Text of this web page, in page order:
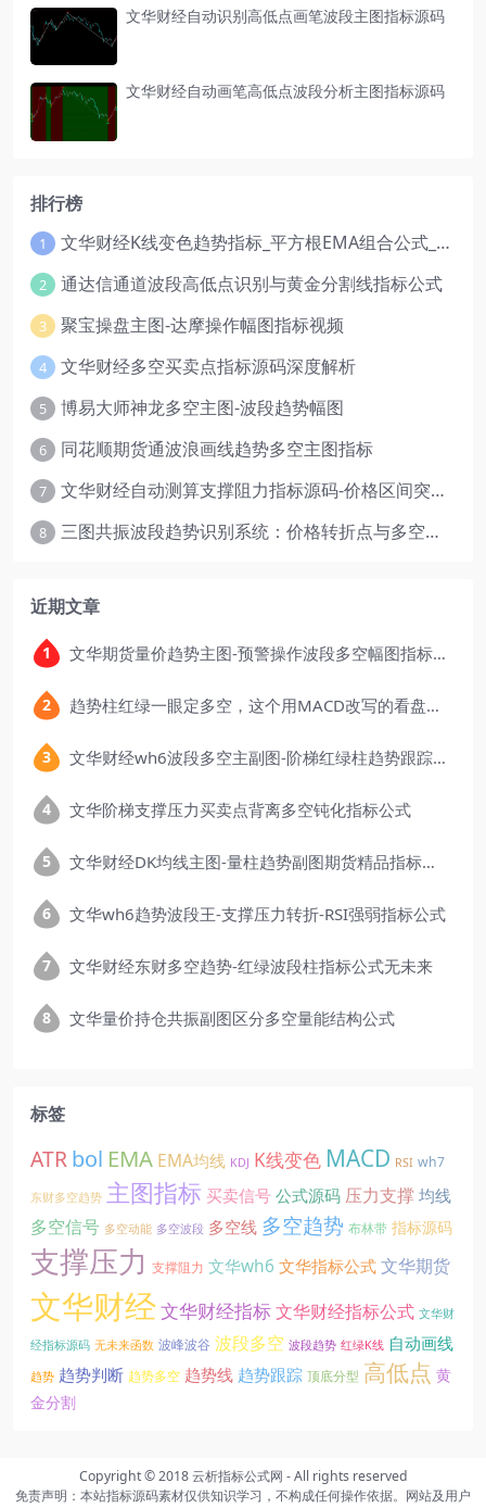
文华财经自动识别高低点画笔波段主图指标源码
文华财经自动画笔高低点波段分析主图指标源码
排行榜
1 文华财经K线变色趋势指标_平方根EMA组合公式_红绿波段操盘指标源码
2 通达信通道波段高低点识别与黄金分割线指标公式
3 聚宝操盘主图-达摩操作幅图指标视频
4 文华财经多空买卖点指标源码深度解析
5 博易大师神龙多空主图-波段趋势幅图
6 同花顺期货通波浪画线趋势多空主图指标
7 文华财经自动测算支撑阻力指标源码-价格区间突破多空
8 三图共振波段趋势识别系统：价格转折点与多空动能分析
近期文章
文华期货量价趋势主图-预警操作波段多空幅图指标公式
趋势柱红绿一眼定多空，这个用MACD改写的看盘指标，把顶底信号可视化后简单多了
文华财经wh6波段多空主副图-阶梯红绿柱趋势跟踪指标公式
文华阶梯支撑压力买卖点背离多空钝化指标公式
文华财经DK均线主图-量柱趋势副图期货精品指标公式
文华wh6趋势波段王-支撑压力转折-RSI强弱指标公式
文华财经东财多空趋势-红绿波段柱指标公式无未来
文华量价持仓共振副图区分多空量能结构公式
标签
ATRbol EMA EMA均线 KDJ K线变色 MACD RSI wh7
东财多空趋势 主图指标 买卖信号公式源码 压力支撑 均线
多空信号 多空动能 多空波段 多空线 多空趋势 布林带 指标源码
支撑压力 支撑阻力 文华wh6 文华指标公式文华期货
文华财经文华财经指标文华财经指标公式 文华财
经指标源码 无未来函数 波峰波谷 波段多空 波段趋势 红绿K线 自动画线
趋势 趋势判断 趋势多空 趋势线 趋势跟踪 顶底分型 高低点 黄
金分割
Copyright © 2018云析指标公式网 - All rights reserved
免责声明：本站指标源码素材仅供知识学习，不构成任何操作依据。网站及用户